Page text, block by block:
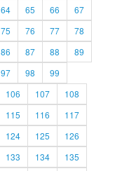
64 65 66
67
75 76 77
78
86 87 88
89
97 98
99
106 107
108
115 116
117
124 125
126
133 134
135